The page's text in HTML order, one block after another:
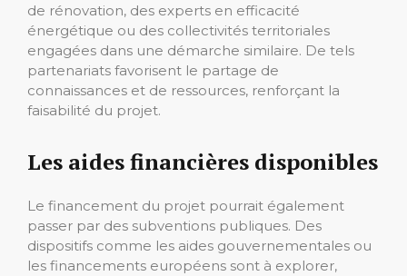
de rénovation, des experts en efficacité
énergétique ou des collectivités territoriales
engagées dans une démarche similaire. De tels
partenariats favorisent le partage de
connaissances et de ressources, renforçant la
faisabilité du projet.
Les aides financières disponibles
Le financement du projet pourrait également
passer par des subventions publiques. Des
dispositifs comme les aides gouvernementales ou
les financements européens sont à explorer,